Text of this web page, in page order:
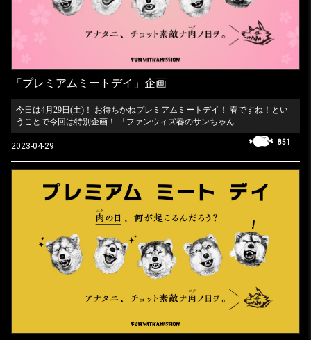
「プレミアムミートデイ」企画
今日は4月29日(土)！ お待ちかねプレミアムミートデイ！ 春ですね！とい
うことで今回は特別企画！ 「ファンウィズ春のサンちゃん...
2023-04-29 851